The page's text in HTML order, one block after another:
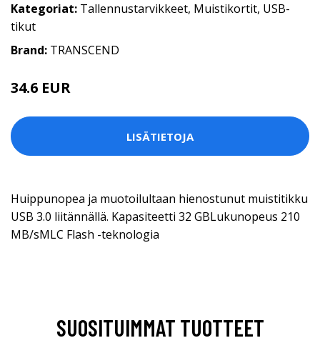
Kategoriat: Tallennustarvikkeet, Muistikortit, USB-
tikut
Brand: TRANSCEND
34.6 EUR
LISÄTIETOJA
Huippunopea ja muotoilultaan hienostunut muistitikku
USB 3.0 liitännällä. Kapasiteetti 32 GBLukunopeus 210
MB/sMLC Flash -teknologia
SUOSITUIMMAT TUOTTEET